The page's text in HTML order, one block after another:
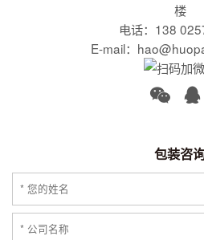
楼
电话：138
E-mail：
包装咨